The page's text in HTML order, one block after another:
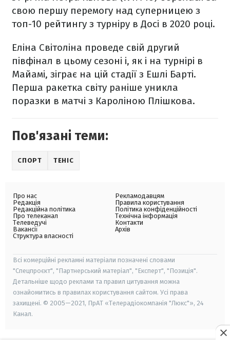
свою першу перемогу над суперницею з
топ-10 рейтингу з турніру в Досі в 2020 році.
Еліна Світоліна проведе свій другий
півфінал в цьому сезоні і, як і на турнірі в
Майамі, зіграє на цій стадії з Ешлі Барті.
Перша ракетка світу раніше уникла
поразки в матчі з Кароліною Плішкова.
Пов'язані теми:
СПОРТ ТЕНІС
Про нас
Редакція
Редакційна політика
Про телеканал
Телеведучі
Вакансії
Структура власності
Рекламодавцям
Правила користування
Політика конфіденційності
Технічна інформація
Контакти
Архів
Всі комерційні рекламні матеріали позначені словами
"Спецпроєкт", "Партнерський матеріал", "Експерт", "Позиція".
Детальніше щодо реклами та правил цитування можна
ознайомитись в правилах користування сайтом. Усі права
захищені. © 2005—2021, ПрАТ «Телерадіокомпанія "Люкс"», 24
Канал.